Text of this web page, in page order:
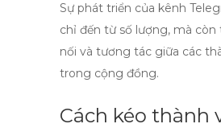
Sự phát triển của kênh
chỉ đến từ số lượng, mà còn
nối và tương tác giữa các
trong cộng đồng.
Cách kéo thành